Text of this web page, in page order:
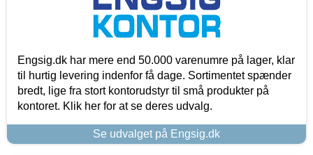
Engsig.dk har mere end 50.000 varenumre på lager, klar
til hurtig levering indenfor få dage. Sortimentet spænder
bredt, lige fra stort kontorudstyr til små produkter på
kontoret. Klik her for at se deres udvalg.
Se udvalget på Engsig.dk